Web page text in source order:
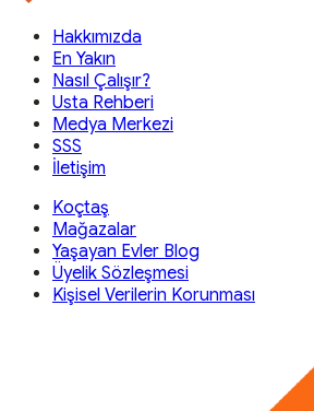
Hakkımızda
En Yakın
Nasıl Çalışır?
Usta Rehberi
Medya Merkezi
SSS
İletişim
Koçtaş
Mağazalar
Yaşayan Evler Blog
Üyelik Sözleşmesi
Kişisel Verilerin Korunması